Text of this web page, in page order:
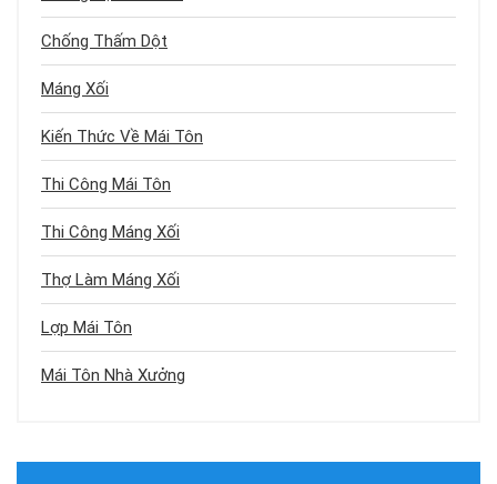
Chống Thấm Dột
Máng Xối
Kiến Thức Về Mái Tôn
Thi Công Mái Tôn
Thi Công Máng Xối
Thợ Làm Máng Xối
Lợp Mái Tôn
Mái Tôn Nhà Xưởng